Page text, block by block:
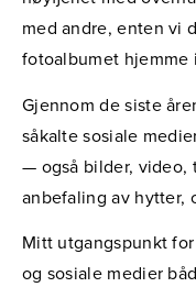
med andre, enten vi
fotoalbumet hjemme
Gjennom de siste
såkalte sosiale
— også bilder, video,
anbefaling av hytter,
Mitt utgangspunkt
og sosiale medier